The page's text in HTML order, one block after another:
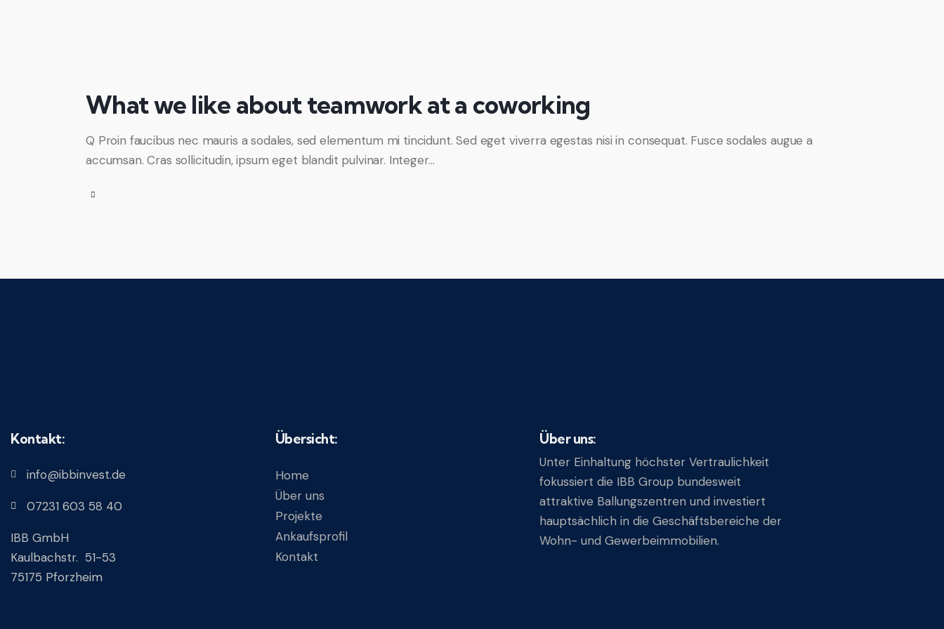
What we like about teamwork at a coworking
Q Proin faucibus nec mauris a sodales, sed elementum mi tincidunt. Sed eget viverra egestas nisi in consequat. Fusce sodales augue a
accumsan. Cras sollicitudin, ipsum eget blandit pulvinar. Integer…
Kontakt:
info@ibbinvest.de
07231 603 58 40
IBB GmbH
Kaulbachstr. 51-53
75175 Pforzheim
Übersicht:
Home
Über uns
Projekte
Ankaufsprofil
Kontakt
Über uns:
Unter Einhaltung höchster Vertraulichkeit
fokussiert die IBB Group bundesweit
attraktive Ballungszentren und investiert
hauptsächlich in die Geschäftsbereiche der
Wohn- und Gewerbeimmobilien.